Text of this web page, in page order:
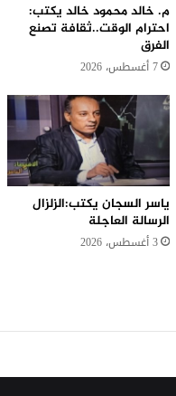
م. خالد محمود خالد يكتب:
احترام الوقت..ثقافة تصنع
الفرق
7 أغسطس، 2026
ياسر السجان يكتب:الزلزال
الرسالة العاجلة
3 أغسطس، 2026